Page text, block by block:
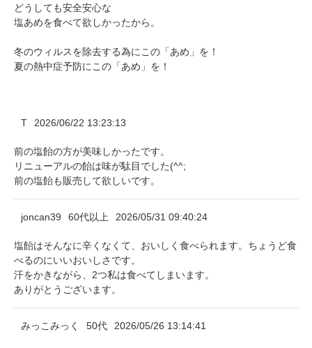
どうしても安全安心な
塩あめを食べて欲しかったから。
冬のウィルスを除去する為にこの「あめ」を！
夏の熱中症予防にこの「あめ」を！
T 2026/06/22 13:23:13
前の塩飴の方が美味しかったです。
リニューアルの飴は味が駄目でした(^^;
前の塩飴も販売して欲しいです。
joncan39 60代以上 2026/05/31 09:40:24
塩飴はそんなに辛くなくて、おいしく食べられます。ちょうど食
べるのにいいおいしさです。
汗をかきながら、2つ私は食べてしまいます。
ありがとうございます。
みっこみっく 50代 2026/05/26 13:14:41